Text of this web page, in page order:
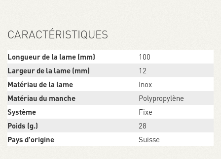
CARACTÉRISTIQUES
Longueur de la lame (mm)
100
Largeur de la lame (mm)
12
Matériau de la lame
Inox
Matériau du manche
Polypropylène
Système
Fixe
Poids (g.)
28
Pays d’origine
Suisse